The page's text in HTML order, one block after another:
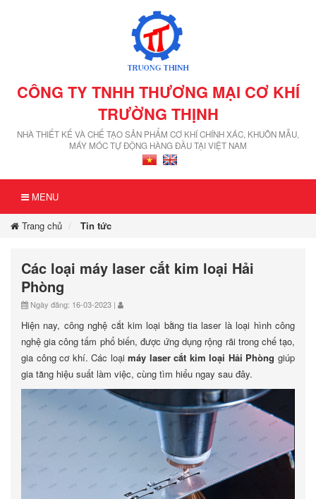
CÔNG TY TNHH THƯƠNG MẠI CƠ KHÍ
TRƯỜNG THỊNH
NHÀ THIẾT KẾ VÀ CHẾ TẠO SẢN PHẨM CƠ KHÍ CHÍNH XÁC, KHUÔN MẪU,
MÁY MÓC TỰ ĐỘNG HÀNG ĐẦU TẠI VIỆT NAM
MENU
Trang chủ Tin tức
Các loại máy laser cắt kim loại Hải
Phòng
Ngày đăng: 16-03-2023 |
Hiện nay, công nghệ cắt kim loại bằng tia laser là loại hình công
nghệ gia công tấm phổ biến, được ứng dụng rộng rãi trong chế tạo,
gia công cơ khí. Các loạimáy laser cắt kim loại Hải Phònggiúp
gia tăng hiệu suất làm việc, cùng tìm hiểu ngay sau đây.